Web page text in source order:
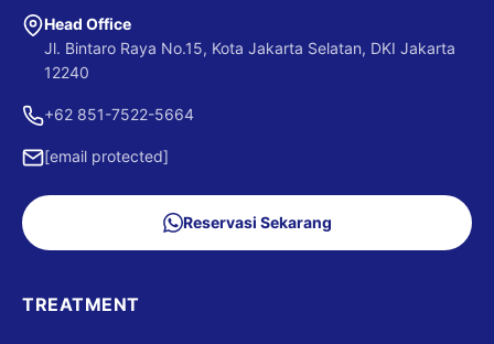
Head Office
Jl. Bintaro Raya No.15, Kota Jakarta Selatan, DKI Jakarta
12240
+62 851-7522-5664
[email protected]
Reservasi Sekarang
TREATMENT